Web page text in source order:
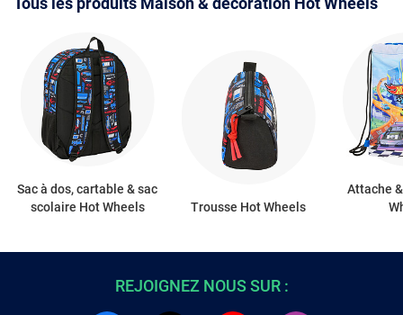
Sac à dos, cartable & sac
scolaire Hot Wheels
Trousse Hot Wheels
Attache
REJOIGNEZ NOUS SUR :